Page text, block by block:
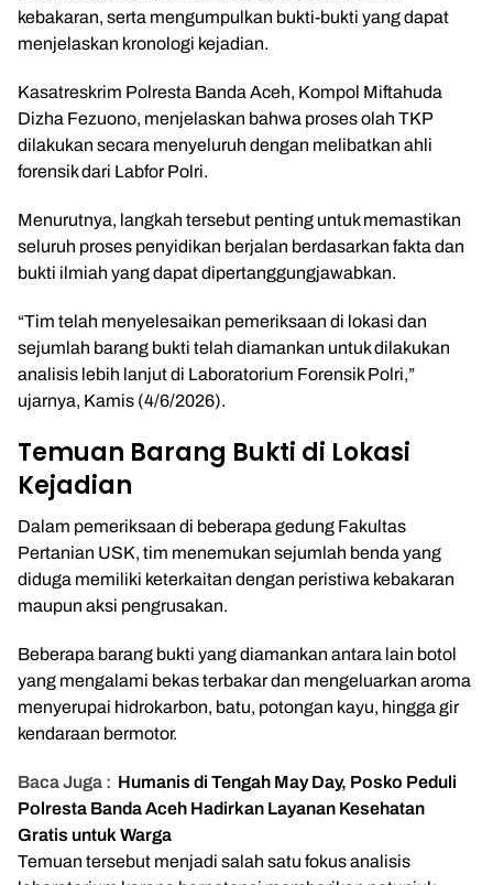
kebakaran, serta mengumpulkan bukti-bukti yang dapat
menjelaskan kronologi kejadian.
Kasatreskrim Polresta Banda Aceh, Kompol Miftahuda
Dizha Fezuono, menjelaskan bahwa proses olah TKP
dilakukan secara menyeluruh dengan melibatkan ahli
forensik dari Labfor Polri.
Menurutnya, langkah tersebut penting untuk memastikan
seluruh proses penyidikan berjalan berdasarkan fakta dan
bukti ilmiah yang dapat dipertanggungjawabkan.
“Tim telah menyelesaikan pemeriksaan di lokasi dan
sejumlah barang bukti telah diamankan untuk dilakukan
analisis lebih lanjut di Laboratorium Forensik Polri,”
ujarnya, Kamis (4/6/2026).
Temuan Barang Bukti di Lokasi
Kejadian
Dalam pemeriksaan di beberapa gedung Fakultas
Pertanian USK, tim menemukan sejumlah benda yang
diduga memiliki keterkaitan dengan peristiwa kebakaran
maupun aksi pengrusakan.
Beberapa barang bukti yang diamankan antara lain botol
yang mengalami bekas terbakar dan mengeluarkan aroma
menyerupai hidrokarbon, batu, potongan kayu, hingga gir
kendaraan bermotor.
Baca Juga : Humanis di Tengah May Day, Posko Peduli
Polresta Banda Aceh Hadirkan Layanan Kesehatan
Gratis untuk Warga
Temuan tersebut menjadi salah satu fokus analisis